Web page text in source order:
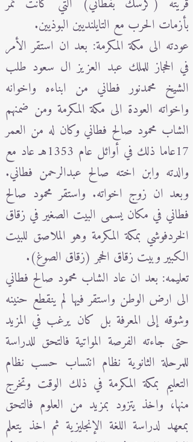
بأزمات الحرب مع التايلنديين البوذيين.
عودته الى مكة المكرمة: بعد ان استقر الأمر
في الحجاز للملك عبد العزيز ال سعود طلب
الشيخ محمدنور فطاني من ابناءه واخوانه
واخواته العودة الى مكة المكرمة ومن ضمنهم
الشاب محمود صالح فطاني وكان له من العمر
17عاما ذلك في أوائل عام 1353هـ عاد مع
والدته وابن اخته صالح عبدالرحمن فطاني.
وبعد ان زوج اخواته. واستقر محمود صالح
فطاني في مكان يسمى البيت الصغير في زقاق
الخردفوشي بمكة المكرمة وهو الملاصق للبيت
الكبير وبيت زقاق الحجر (زقاق الصوغ).
تعليمه: بعد ان عاد الشاب محمود صالح فطاني
الى ارض الوطن واستقر فيها لم ينقطع حنينه
وشوقه إلى المعرفة بل كان يرغب في المزيد
حتى جاءته الفرصة المواتية فالتحق للدراسة
للمرحلة الثانوية نظام انتساب حسب نظام
التعليم بمكة المكرمة في ذلك الوقت وتخرج
منها، واخذ يتزود بمزيد من العلوم فالتحق
بمعهد لدراسة اللغة الإنجليزية ثم اخذ يتعلم